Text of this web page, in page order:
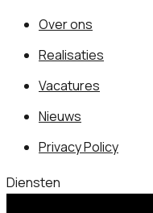
Over ons
Realisaties
Vacatures
Nieuws
Privacy Policy
Diensten